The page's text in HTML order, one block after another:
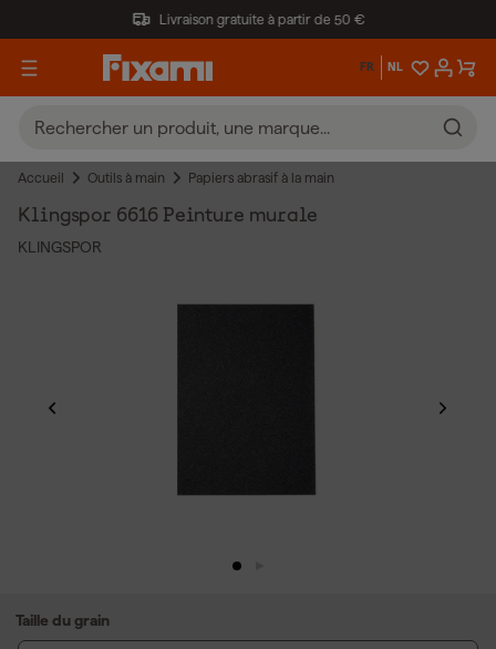
Livraison gratuite à partir de 50 €
FR NL
Accueil Outils à main Papiers abrasif à la main
Klingspor 6616 Peinture murale
KLINGSPOR
Taille du grain